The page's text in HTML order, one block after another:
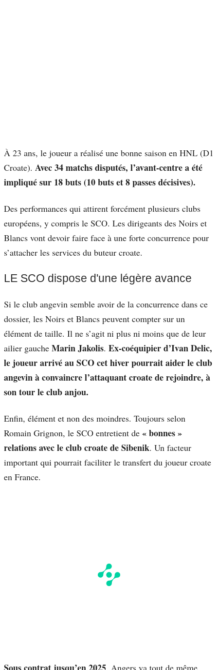
À 23 ans, le joueur a réalisé une bonne saison en HNL (D1
Croate). Avec 34 matchs disputés, l’avant-centre a été
impliqué sur 18 buts (10 buts et 8 passes décisives).
Des performances qui attirent forcément plusieurs clubs
européens, y compris le SCO. Les dirigeants des Noirs et
Blancs vont devoir faire face à une forte concurrence pour
s’attacher les services du buteur croate.
LE SCO dispose d'une légère avance
Si le club angevin semble avoir de la concurrence dans ce
dossier, les Noirs et Blancs peuvent compter sur un
élément de taille. Il ne s’agit ni plus ni moins que de leur
ailier gauche Marin Jakolis. Ex-coéquipier d’Ivan Delic,
le joueur arrivé au SCO cet hiver pourrait aider le club
angevin à convaincre l’attaquant croate de rejoindre, à
son tour le club anjou.
Enfin, élément et non des moindres. Toujours selon
Romain Grignon, le SCO entretient de « bonnes »
relations avec le club croate de Sibenik. Un facteur
important qui pourrait faciliter le transfert du joueur croate
en France.